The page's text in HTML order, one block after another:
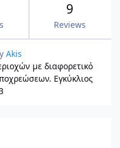
9
Reviews
Akis
με διαφορετικό
Εγκύκλιος